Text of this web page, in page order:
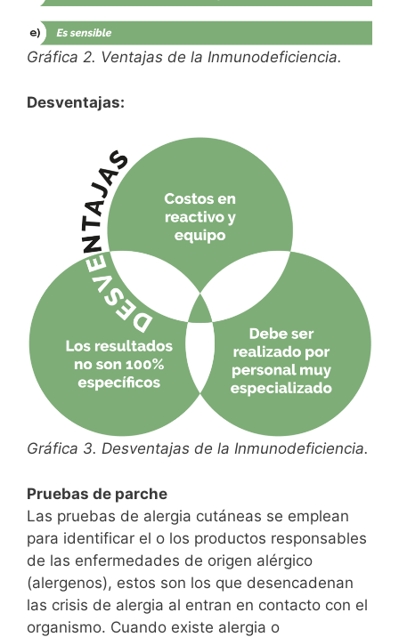
Gráfica 2. Ventajas de la Inmunodeficiencia.
Desventajas:
Gráfica 3. Desventajas de la Inmunodeficiencia.
Pruebas de parche
Las pruebas de alergia cutáneas se emplean
para identificar el o los productos responsables
de las enfermedades de origen alérgico
(alergenos), estos son los que desencadenan
las crisis de alergia al entran en contacto con el
organismo. Cuando existe alergia o